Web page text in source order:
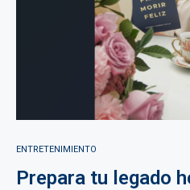
ENTRETENIMIENTO
Prepara tu legado